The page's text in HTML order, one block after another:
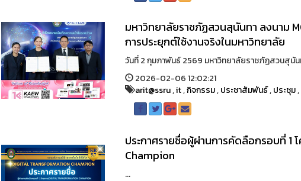
มหาวิทยาลัยราชภัฏสวนสุนันทา ลงนาม
การประยุกต์ใช้งานจริงในมหาวิทยาลัย
วันที่ 2 กุมภาพันธ์ 2569 มหาวิทยาลัยราชภัฏสวนสุนัน
2026-02-06 12:02:21
arit@ssru,it,กิจกรรม,ประชาสัมพันธ์,ประชุม,
ประกาศรายชื่อผู้ผ่านการคัดลือกรอบที่ 1
Champion
...